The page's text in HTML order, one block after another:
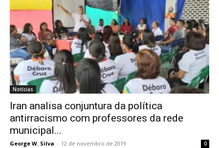
Notícias
Iran analisa conjuntura da política
antirracismo com professores da rede
municipal...
George W. Silva - 12 de novembro de 2019 0